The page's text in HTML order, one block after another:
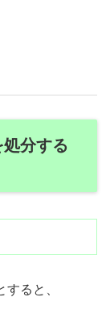
分する
ると、